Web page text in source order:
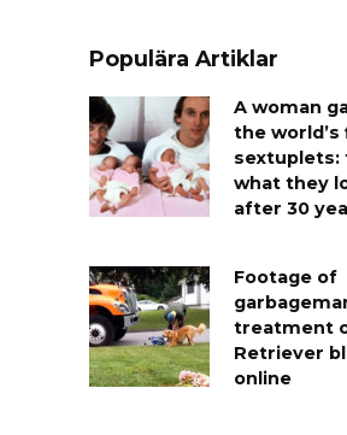
Populära Artiklar
A woman
the
sextuplets:
what they
after 30
Footage of
treatment
Retriever
online